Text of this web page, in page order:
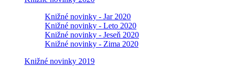
Knižné novinky - Jar 2020
Knižné novinky - Leto 2020
Knižné novinky - Jeseň 2020
Knižné novinky - Zima 2020
Knižné novinky 2019